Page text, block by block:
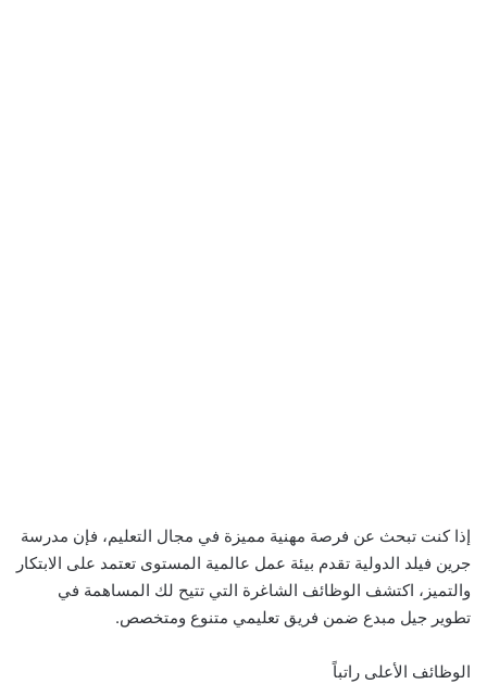
إذا كنت تبحث عن فرصة مهنية مميزة في مجال التعليم، فإن مدرسة
جرين فيلد الدولية تقدم بيئة عمل عالمية المستوى تعتمد على الابتكار
والتميز، اكتشف الوظائف الشاغرة التي تتيح لك المساهمة في
تطوير جيل مبدع ضمن فريق تعليمي متنوع ومتخصص.
الوظائف الأعلى راتباً